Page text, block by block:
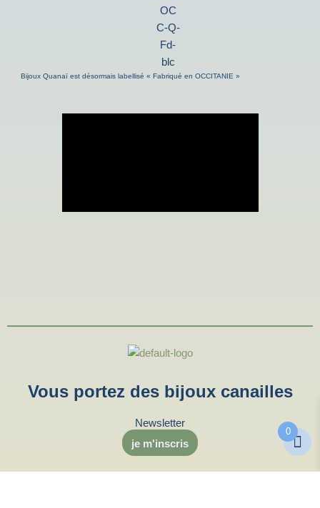
Bijoux Quanaï est désormais labellisé « Fabriqué en OCCITANIE »
Vous portez des bijoux canailles
Newsletter
je m'inscris
0